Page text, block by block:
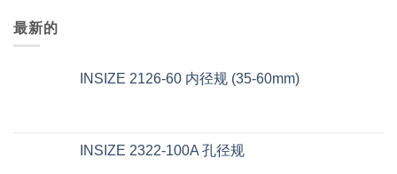
最新的
INSIZE 2126-60 内径规 (35-60mm)
INSIZE 2322-100A 孔径规